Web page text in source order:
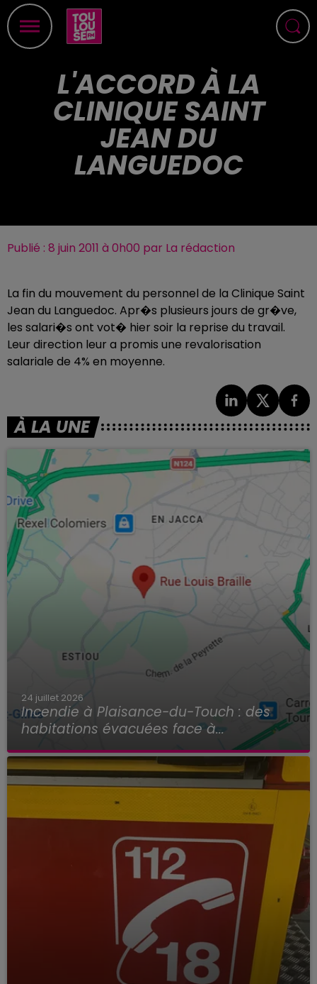
L'ACCORD À LA
CLINIQUE SAINT
JEAN DU
LANGUEDOC
Publié : 8 juin 2011 à 0h00 par La rédaction
La fin du mouvement du personnel de la Clinique Saint
Jean du Languedoc. Apr�s plusieurs jours de gr�ve,
les salari�s ont vot� hier soir la reprise du travail.
Leur direction leur a promis une revalorisation
salariale de 4% en moyenne.
À LA UNE
24 juillet 2026
Incendie à Plaisance-du-Touch : des
habitations évacuées face à...